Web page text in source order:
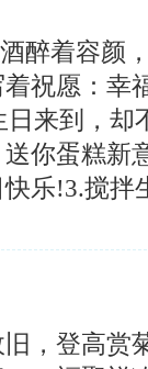
醉着容颜
祝愿：幸
来到，却
你蛋糕新
乐!3.搅拌
，登高赏